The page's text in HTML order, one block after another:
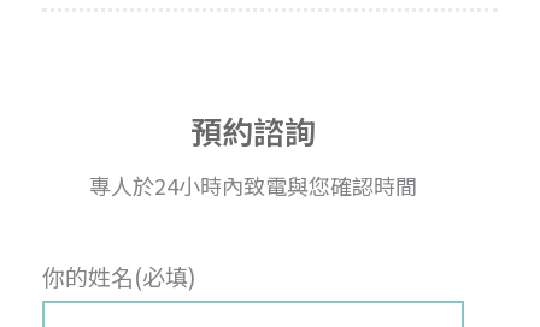
預約諮詢
專人於24小時內致電與您確認時間
你的姓名(必填)